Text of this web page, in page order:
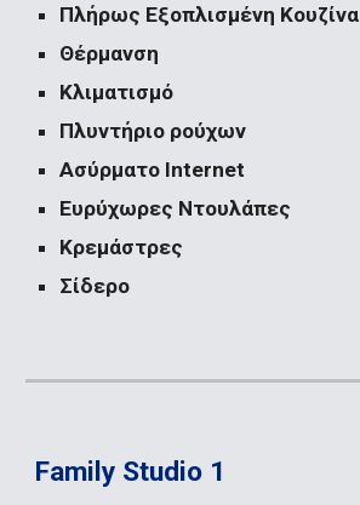
Πλήρως Εξοπλισμένη Κουζίνα
Θέρμανση
Κλιματισμό
Πλυντήριο ρούχων
Ασύρματο Internet
Ευρύχωρες Ντουλάπες
Κρεμάστρες
Σίδερο
Family Studio 1